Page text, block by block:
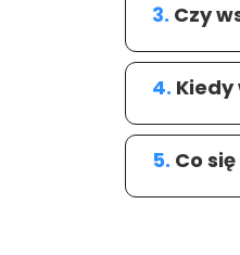
5. Co
4.
3. Czy